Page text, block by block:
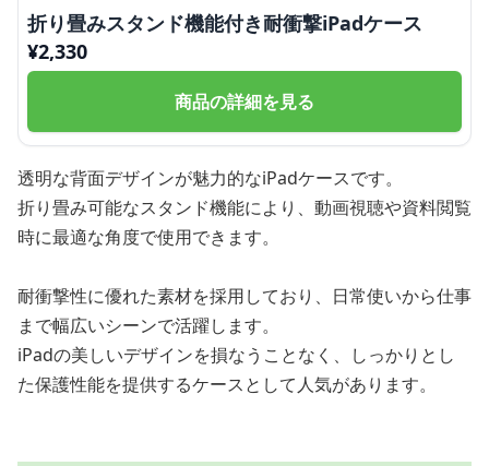
折り畳みスタンド機能付き耐衝撃iPadケース
¥2,330
商品の詳細を見る
透明な背面デザインが魅力的なiPadケースです。
折り畳み可能なスタンド機能により、動画視聴や資料閲覧
時に最適な角度で使用できます。
耐衝撃性に優れた素材を採用しており、日常使いから仕事
まで幅広いシーンで活躍します。
iPadの美しいデザインを損なうことなく、しっかりとし
た保護性能を提供するケースとして人気があります。